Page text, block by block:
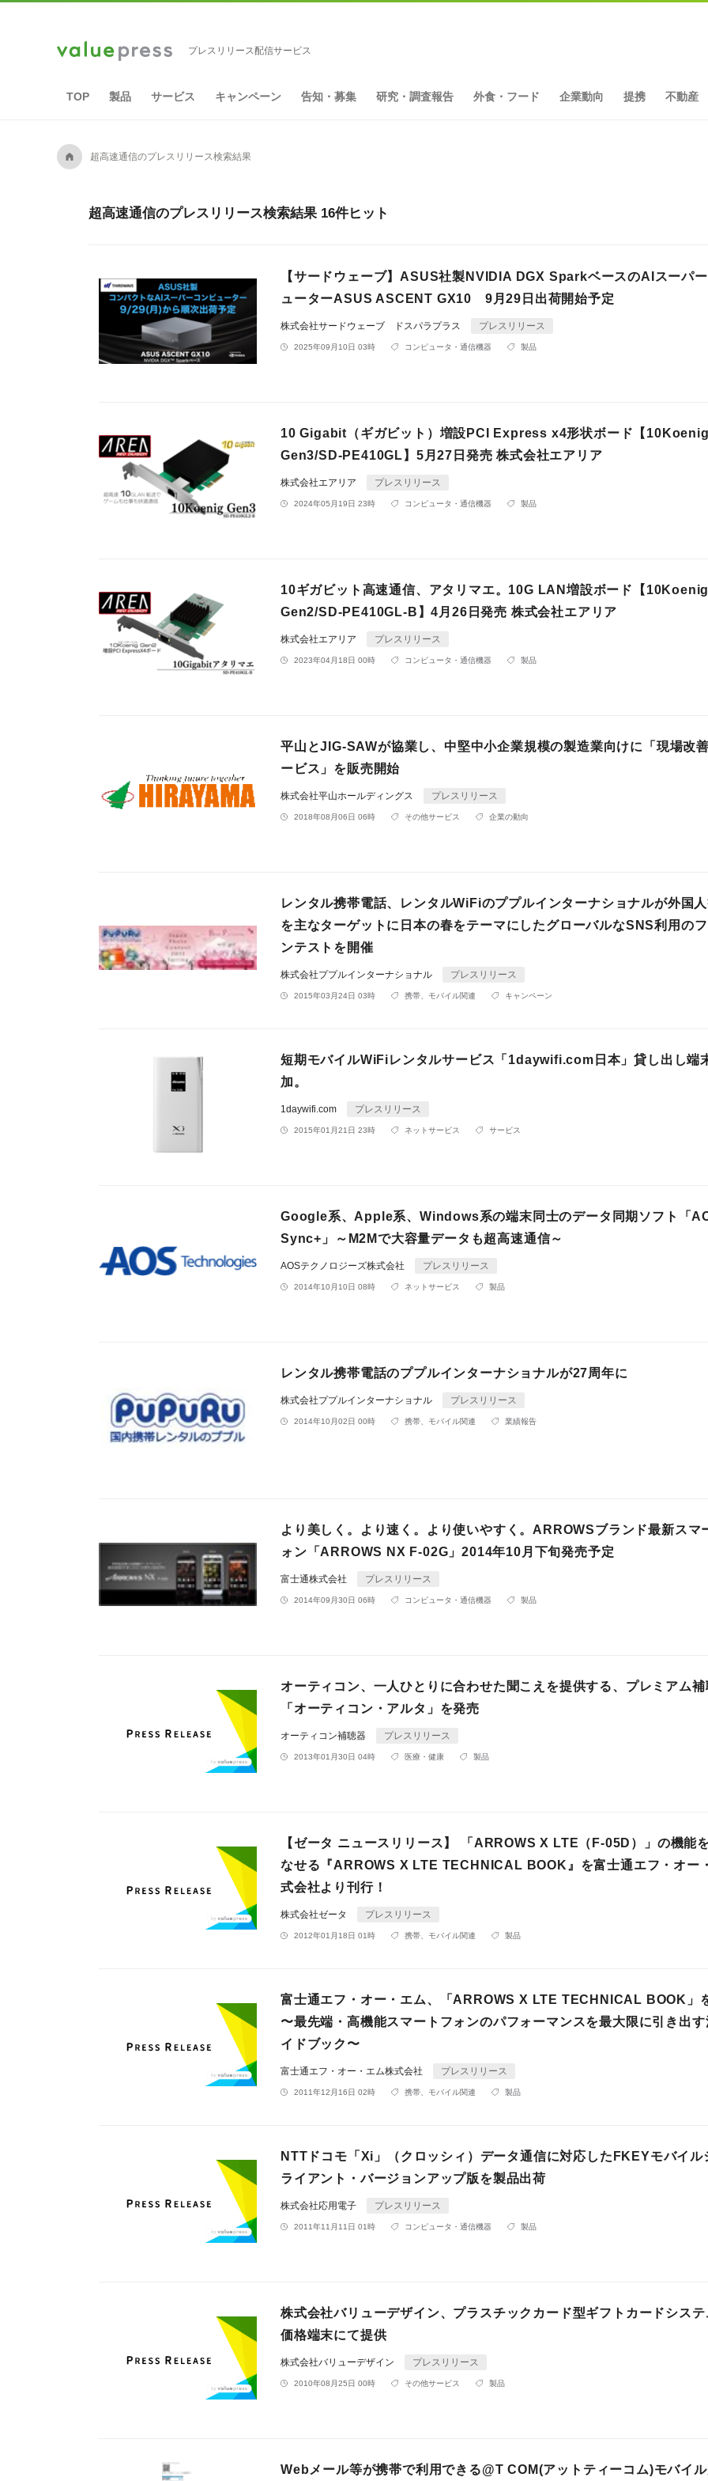
プレスリリース配信サービス
TOP 製品 サービス キャンペーン 告知・募集 研究・調査報告 外食・フード 企業動向 提携 不動産
A 超高速通信のプレスリリース検索結果
超高速通信のプレスリリース検索結果 16件ヒット
【サードウェーブ】ASUS社製NVIDIA DGX SparkベースのAIスーパ
ューターASUS ASCENT GX10 9月29日出荷開始予定
株式会社サードウェーブ ドスパラプラス プレスリリース
2025年09月10日 03時 コンピュータ・通信機器 製品
10 Gigabit（ギガビット）増設PCI Express x4形状ボード【
Gen3/SD-PE410GL】5月27日発売 株式会社エアリア
株式会社エアリア プレスリリース
2024年05月19日 23時 コンピュータ・通信機器 製品
10ギガビット高速通信、アタリマエ。10G LAN増設ボード【
Gen2/SD-PE410GL-B】4月26日発売 株式会社エアリア
株式会社エアリア プレスリリース
2023年04月18日 00時 コンピュータ・通信機器 製品
平山とJIG-SAWが協業し、中堅中小企業規模の製造業向けに「現場改
ービス」を販売開始
株式会社平山ホールディングス プレスリリース
2018年08月06日 06時 その他サービス 企業の動向
レンタル携帯電話、レンタルWiFiのププルインターナショナルが外国
を主なターゲットに日本の春をテーマにしたグローバルなSNS利用の
ンテストを開催
株式会社ププルインターナショナル プレスリリース
2015年03月24日 03時 携帯、モバイル関連 キャンペーン
短期モバイルWiFiレンタルサービス「1daywifi.com日本」貸し出し端
加。
1daywifi.com プレスリリース
2015年01月21日 23時 ネットサービス サービス
Google系、Apple系、Windows系の端末同士のデータ同期ソフト「
Sync+」～M2Mで大容量データも超高速通信～
AOSテクノロジーズ株式会社 プレスリリース
2014年10月10日 08時 ネットサービス 製品
レンタル携帯電話のププルインターナショナルが27周年に
株式会社ププルインターナショナル プレスリリース
2014年10月02日 00時 携帯、モバイル関連 業績報告
より美しく。より速く。より使いやすく。ARROWSブランド最新スマ
ォン「ARROWS NX F-02G」2014年10月下旬発売予定
富士通株式会社 プレスリリース
2014年09月30日 06時 コンピュータ・通信機器 製品
オーティコン、一人ひとりに合わせた聞こえを提供する、プレミアム補
「オーティコン・アルタ」を発売
オーティコン補聴器 プレスリリース
2013年01月30日 04時 医療・健康 製品
【ゼータ ニュースリリース】 「ARROWS X LTE（F-05D）」の機能
なせる『ARROWS X LTE TECHNICAL BOOK』を富士通エフ・オー
式会社より刊行！
株式会社ゼータ プレスリリース
2012年01月18日 01時 携帯、モバイル関連 製品
富士通エフ・オー・エム、「ARROWS X LTE TECHNICAL BOOK」
〜最先端・高機能スマートフォンのパフォーマンスを最大限に引き出
イドブック〜
富士通エフ・オー・エム株式会社 プレスリリース
2011年12月16日 02時 携帯、モバイル関連 製品
NTTドコモ「Xi」（クロッシィ）データ通信に対応したFKEYモバイル
ライアント・バージョンアップ版を製品出荷
株式会社応用電子 プレスリリース
2011年11月11日 01時 コンピュータ・通信機器 製品
株式会社バリューデザイン、プラスチックカード型ギフトカードシス
価格端末にて提供
株式会社バリューデザイン プレスリリース
2010年08月25日 00時 その他サービス 製品
Webメール等が携帯で利用できる@T COM(アットティーコム)モバイ